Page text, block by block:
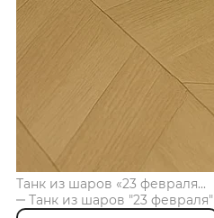
Танк из шаров «23 февраля...
Танк из шаров "23 февраля"